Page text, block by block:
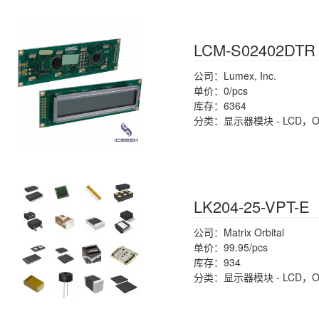
LCM-S02402DTR
公司：Lumex, Inc.
单价：0/pcs
库存：6364
分类：显示器模块 - LCD，
LK204-25-VPT-E
公司：Matrix Orbital
单价：99.95/pcs
库存：934
分类：显示器模块 - LCD，